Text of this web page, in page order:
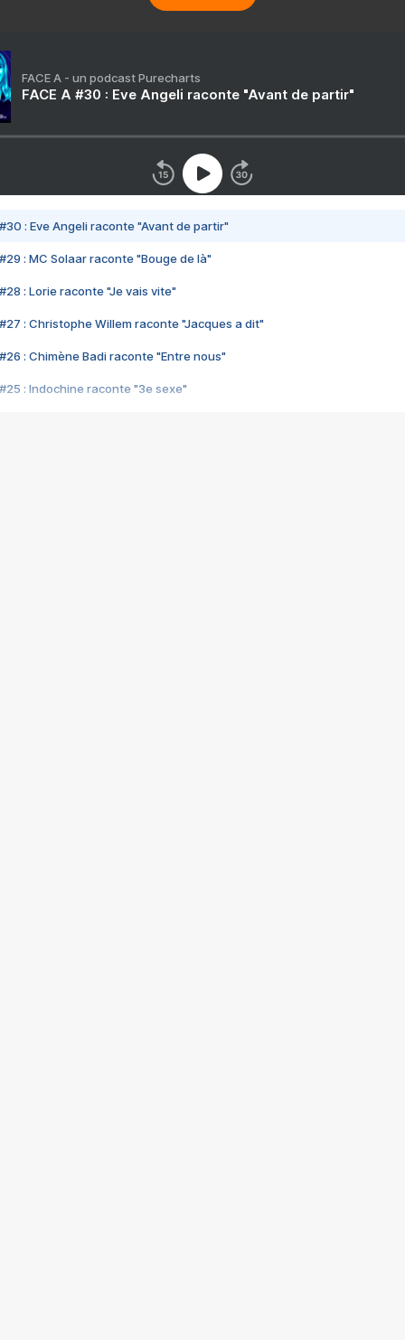
FACE A - un podcast Purecharts
FACE A #30 : Eve Angeli raconte "Avant de partir"
#30 : Eve Angeli raconte "Avant de partir"
#29 : MC Solaar raconte "Bouge de là"
#28 : Lorie raconte "Je vais vite"
#27 : Christophe Willem raconte "Jacques a dit"
#26 : Chimène Badi raconte "Entre nous"
#25 : Indochine raconte "3e sexe"